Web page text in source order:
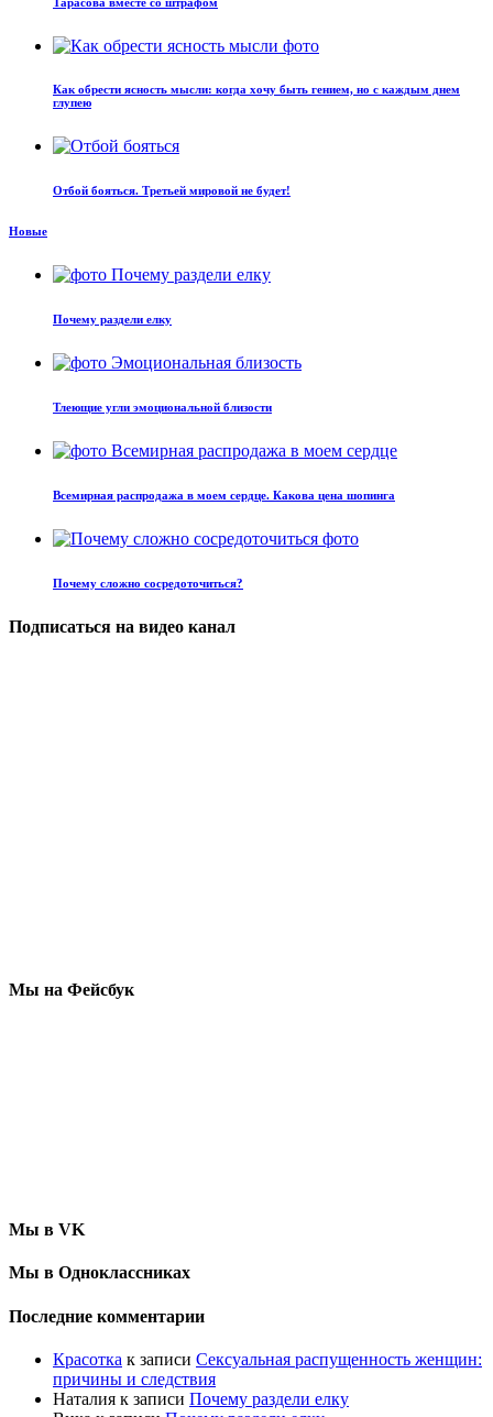
Как обрести ясность мысли: когда хочу быть гением, но с каждым днем
глупею
Отбой бояться. Третьей мировой не будет!
Новые
Почему раздели елку
Тлеющие угли эмоциональной близости
Всемирная распродажа в моем сердце. Какова цена шопинга
Почему сложно сосредоточиться?
Подписаться на видео канал
Мы на Фейсбук
Мы в VK
Мы в Одноклассниках
Последние комментарии
Красотка к записи Сексуальная распущенность женщин:
причины и следствия
Наталия к записи Почему раздели елку